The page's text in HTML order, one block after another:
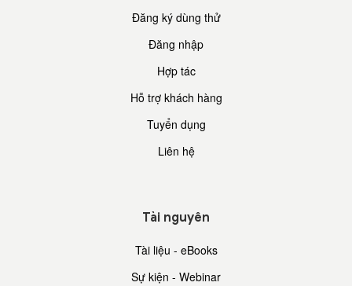
Đăng ký dùng thử
Đăng nhập
Hợp tác
Hỗ trợ khách hàng
Tuyển dụng
Liên hệ
Tài nguyên
Tài liệu - eBooks
Sự kiện - Webinar